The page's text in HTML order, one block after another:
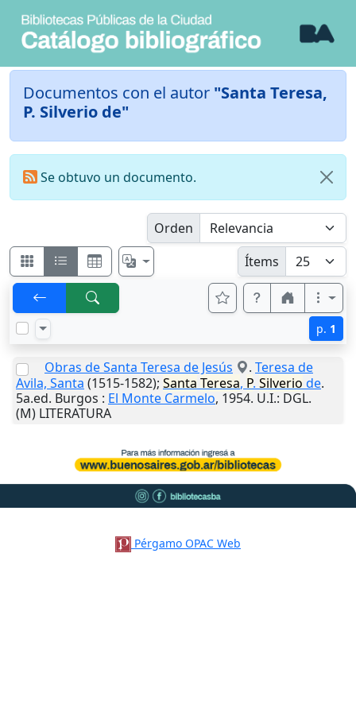
Documentos con el autor "Santa Teresa,
P. Silverio de"
Se obtuvo un documento.
Orden
Ítems
p. 1
Obras de Santa Teresa de Jesús . Teresa de
Avila, Santa (1515-1582); Santa Teresa, P. Silverio de.
5a.ed. Burgos : El Monte Carmelo, 1954. U.I.: DGL.
(M) LITERATURA
Pérgamo OPAC Web